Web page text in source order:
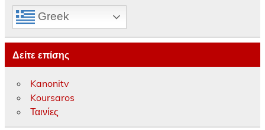
Greek
Δείτε επίσης
Kanonitv
Koursaros
Ταινίες